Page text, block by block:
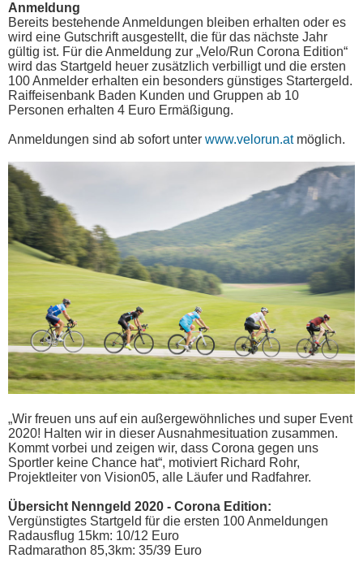
Anmeldung
Bereits bestehende Anmeldungen bleiben erhalten oder es
wird eine Gutschrift ausgestellt, die für das nächste Jahr
gültig ist. Für die Anmeldung zur „Velo/Run Corona Edition“
wird das Startgeld heuer zusätzlich verbilligt und die ersten
100 Anmelder erhalten ein besonders günstiges Startergeld.
Raiffeisenbank Baden Kunden und Gruppen ab 10
Personen erhalten 4 Euro Ermäßigung.
Anmeldungen sind ab sofort unter www.velorun.atmöglich.
„Wir freuen uns auf ein außergewöhnliches und super Event
2020! Halten wir in dieser Ausnahmesituation zusammen.
Kommt vorbei und zeigen wir, dass Corona gegen uns
Sportler keine Chance hat“, motiviert Richard Rohr,
Projektleiter von Vision05, alle Läufer und Radfahrer.
Übersicht Nenngeld 2020 - Corona Edition:
Vergünstigtes Startgeld für die ersten 100 Anmeldungen
Radausflug 15km: 10/12 Euro
Radmarathon 85,3km: 35/39 Euro